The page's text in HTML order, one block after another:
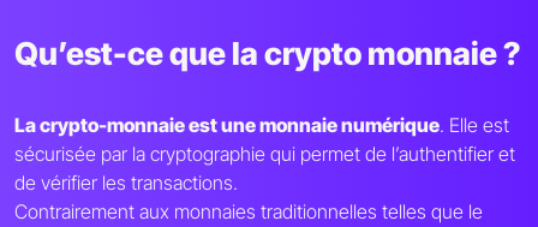
Qu’est-ce que la crypto monnaie ?
La crypto-monnaie est une monnaie numérique. Elle est
sécurisée par la cryptographie qui permet de l’authentifier et
de vérifier les transactions.
Contrairement aux monnaies traditionnelles telles que le